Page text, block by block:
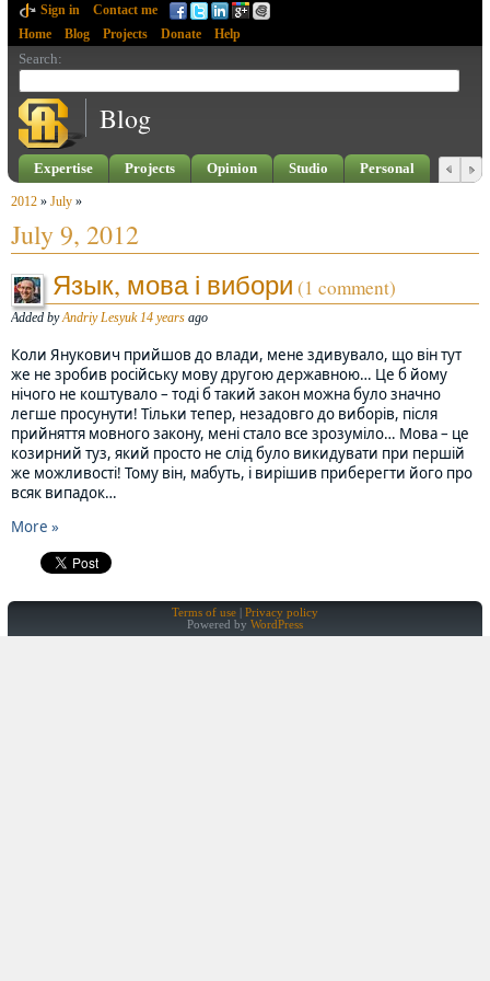
Sign in
Contact me
Home
Blog Projects Donate Help
Search:
Blog
Expertise Projects Opinion Studio Personal
2012 » July »
July 9, 2012
Язык, мова і вибори (1 comment)
Added byAndriy Lesyuk 14 years ago
Коли Янукович прийшов до влади, мене здивувало, що він тут
же не зробив російську мову другою державною… Це б йому
нічого не коштувало – тоді б такий закон можна було значно
легше просунути! Тільки тепер, незадовго до виборів, після
прийняття мовного закону, мені стало все зрозуміло… Мова – це
козирний туз, який просто не слід було викидувати при першій
же можливості! Тому він, мабуть, і вирішив приберегти його про
всяк випадок…
More »
Terms of use
Privacy policy
Powered by WordPress